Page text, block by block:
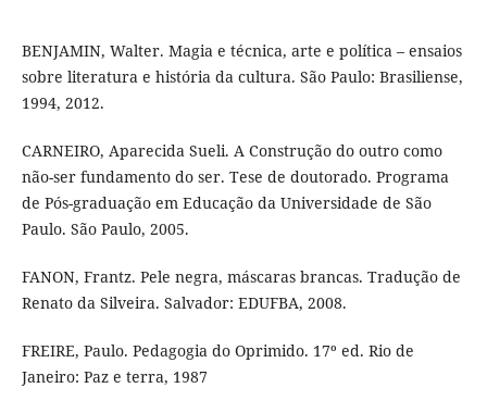
BENJAMIN, Walter. Magia e técnica, arte e política – ensaios
sobre literatura e história da cultura. São Paulo: Brasiliense,
1994, 2012.
CARNEIRO, Aparecida Sueli. A Construção do outro como
não-ser fundamento do ser. Tese de doutorado. Programa
de Pós-graduação em Educação da Universidade de São
Paulo. São Paulo, 2005.
FANON, Frantz. Pele negra, máscaras brancas. Tradução de
Renato da Silveira. Salvador: EDUFBA, 2008.
FREIRE, Paulo. Pedagogia do Oprimido. 17º ed. Rio de
Janeiro: Paz e terra, 1987